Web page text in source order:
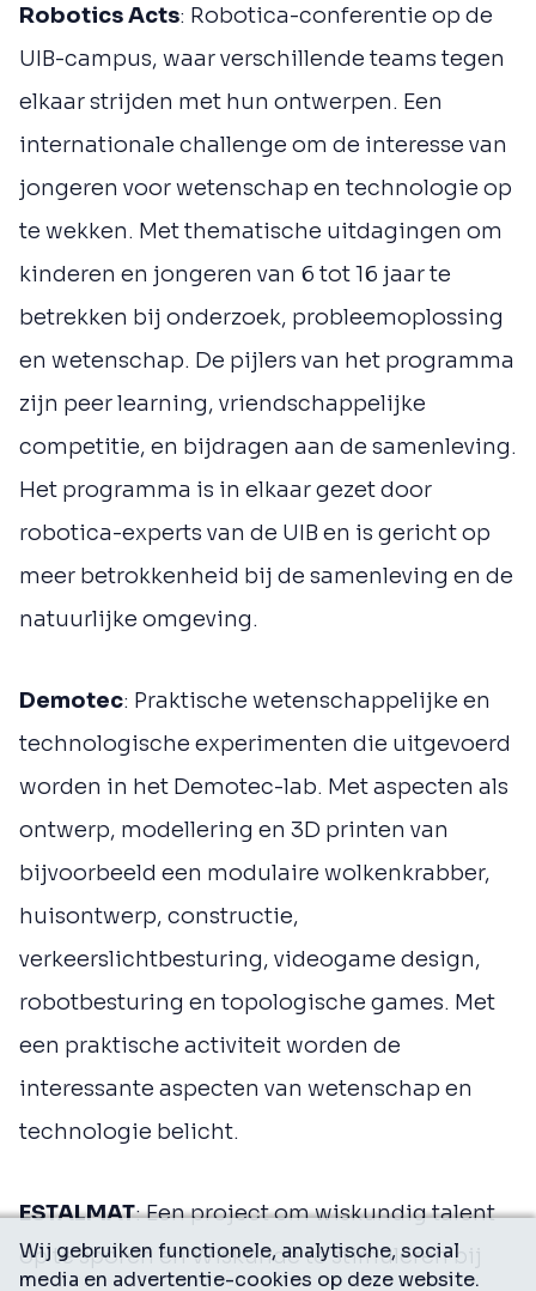
Wij gebruiken functionele, analytische, social
media en advertentie-cookies op deze website.
Robotics Acts: Robotica-conferentie op de
UIB-campus, waar verschillende teams tegen
elkaar strijden met hun ontwerpen. Een
internationale challenge om de interesse van
jongeren voor wetenschap en technologie op
te wekken. Met thematische uitdagingen om
kinderen en jongeren van 6 tot 16 jaar te
betrekken bij onderzoek, probleemoplossing
en wetenschap. De pijlers van het programma
zijn peer learning, vriendschappelijke
competitie, en bijdragen aan de samenleving.
Het programma is in elkaar gezet door
robotica-experts van de UIB en is gericht op
meer betrokkenheid bij de samenleving en de
natuurlijke omgeving.
Demotec: Praktische wetenschappelijke en
technologische experimenten die uitgevoerd
worden in het Demotec-lab. Met aspecten als
ontwerp, modellering en 3D printen van
bijvoorbeeld een modulaire wolkenkrabber,
huisontwerp, constructie,
verkeerslichtbesturing, videogame design,
robotbesturing en topologische games. Met
een praktische activiteit worden de
interessante aspecten van wetenschap en
technologie belicht.
ESTALMAT: Een project om wiskundig talent
op te sporen en Wiskunde te stimuleren bij